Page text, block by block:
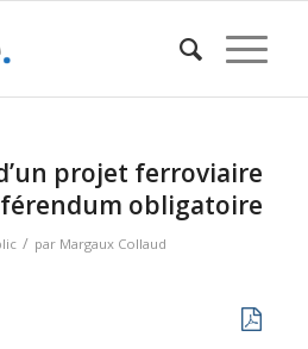
projet ferroviaire
obligatoire
/ par Margaux Collaud